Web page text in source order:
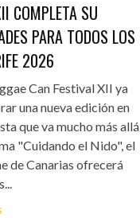
COMPLETA SU
PARA TODOS LOS
2026
Can Festival XII ya
una nueva edición en
que va mucho más allá
"Cuidando el Nido", el
de Canarias ofrecerá